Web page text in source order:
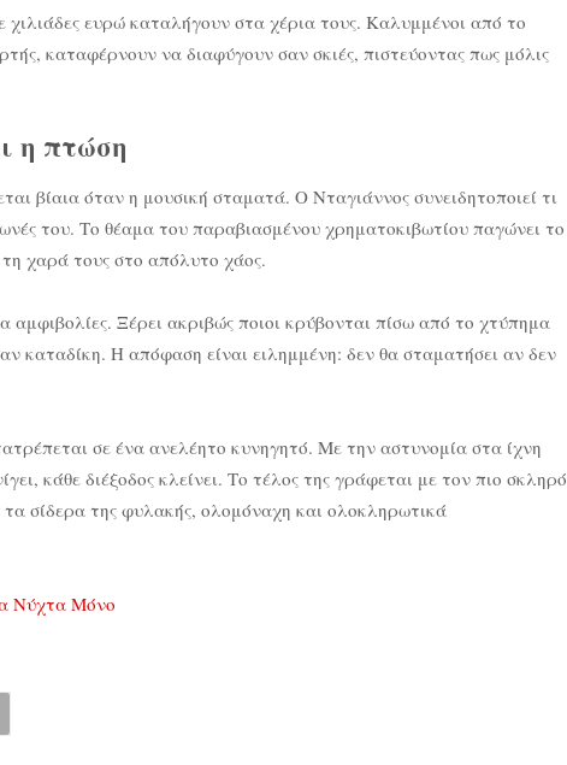
χιλιάδες ευρώ καταλήγουν στα χέρια τους. Καλυμμένοι από το
καταφέρνουν να διαφύγουν σαν σκιές, πιστεύοντας πως μόλις
η πτώση
βίαια όταν η μουσική σταματά. Ο Νταγιάννος συνειδητοποιεί τι
του. Το θέαμα του παραβιασμένου χρηματοκιβωτίου παγώνει το
χαρά τους στο απόλυτο χάος.
αμφιβολίες. Ξέρει ακριβώς ποιοι κρύβονται πίσω από το χτύπημα
καταδίκη. Η απόφαση είναι ειλημμένη: δεν θα σταματήσει αν δεν
σε ένα ανελέητο κυνηγητό. Με την αστυνομία στα ίχνη
κάθε διέξοδος κλείνει. Το τέλος της γράφεται με τον πιο σκληρό
σίδερα της φυλακής, ολομόναχη και ολοκληρωτικά
Νύχτα Μόνο